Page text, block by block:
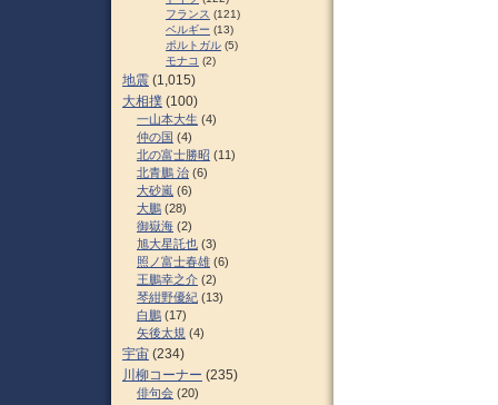
フランス (121)
ベルギー (13)
ポルトガル (5)
モナコ (2)
地震 (1,015)
大相撲 (100)
一山本大生 (4)
仲の国 (4)
北の富士勝昭 (11)
北青鵬 治 (6)
大砂嵐 (6)
大鵬 (28)
御嶽海 (2)
旭大星託也 (3)
照ノ富士春雄 (6)
王鵬幸之介 (2)
琴紺野優紀 (13)
白鵬 (17)
矢後太規 (4)
宇宙 (234)
川柳コーナー (235)
俳句会 (20)